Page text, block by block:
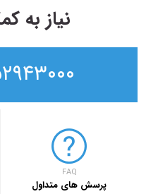
نیاز به
۵۲۹۴۳۰۰۰
FAQ
پرسش های متداول